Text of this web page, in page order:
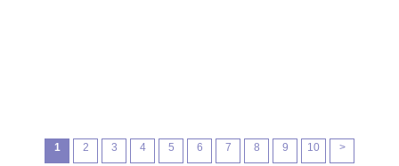
1 2 3 4 5 6 7 8 9 10 >